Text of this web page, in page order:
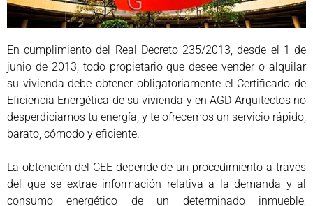
En cumplimiento del Real Decreto 235/2013, desde el 1 de
junio de 2013, todo propietario que desee vender o alquilar
su vivienda debe obtener obligatoriamente el Certificado de
Eficiencia Energética de su vivienda y en AGD Arquitectos no
desperdiciamos tu energía, y te ofrecemos un servicio rápido,
barato, cómodo y eficiente.
La obtención del CEE depende de un procedimiento a través
del que se extrae información relativa a la demanda y al
consumo energético de un determinado inmueble,